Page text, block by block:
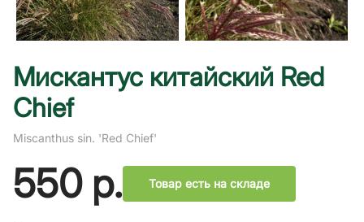
Мискантус китайский Red
Chief
Miscanthus sin. 'Red Chief'
550р. Товар есть на складе